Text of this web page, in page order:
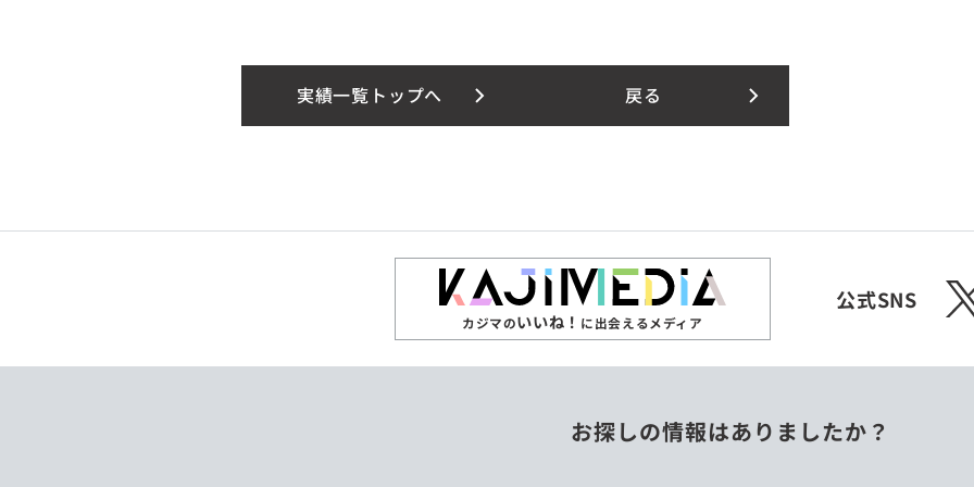
実績一覧トップへ 戻る
カジマのいいね！ に出会えるメディア
公式SNS X
お探しの情報はありましたか？